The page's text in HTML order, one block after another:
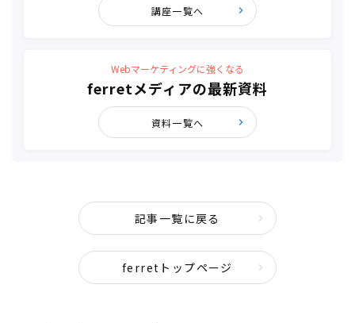
講座一覧へ
Webマーケティングに強くなる
ferretメディアの最新資料
資料一覧へ
記事一覧に戻る
ferretトップページ